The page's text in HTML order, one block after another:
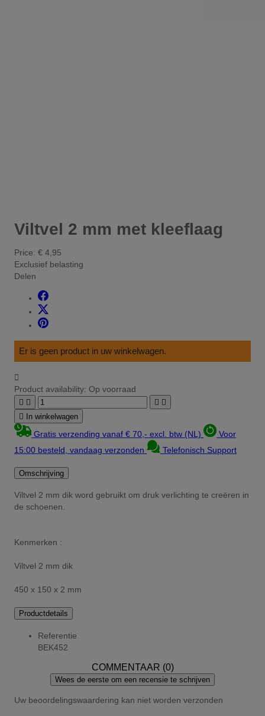
Viltvel 2 mm met kleeflaag
Price: € 4,95
Exclusief belasting
Delen
Er is geen product in uw winkelwagen.

Product availability: Op voorraad
   
 In winkelwagen
Gratis verzending vanaf € 70,- excl. btw (NL)
Voor
15:00 besteld, vandaag verzonden
Telefonisch Support
Omschrijving
Viltvel 2 mm dik word gebruikt om druk verlichting te creëren in
de schoenen.
Kenmerken :
Viltvel 2 mm dik
450 x 150 x 2 mm
Productdetails
Referentie
BEK452
COMMENTAAR (0)
Wees de eerste om een recensie te schrijven
Uw beoordelingswaardering kan niet worden verzonden